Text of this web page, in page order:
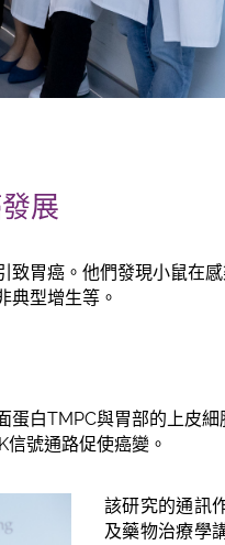
展
胃癌。他們發現小鼠在
典型增生等。
白TMPC與胃部的上皮
號通路促使癌變。
該研究的通訊
及藥物治療學